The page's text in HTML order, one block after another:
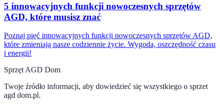
5 innowacyjnych funkcji nowoczesnych sprzętów
AGD, które musisz znać
Poznaj pięć innowacyjnych funkcji nowoczesnych sprzętów AGD,
które zmieniają nasze codziennie życie. Wygoda, oszczędność czasu
i energii!
Sprzęt AGD Dom
Twoje źródło informacji, aby dowiedzieć się wszystkiego o sprzet
agd dom.pl.